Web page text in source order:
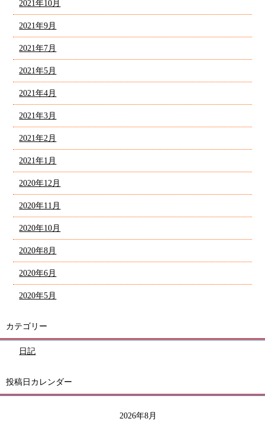
2021年10月
2021年9月
2021年7月
2021年5月
2021年4月
2021年3月
2021年2月
2021年1月
2020年12月
2020年11月
2020年10月
2020年8月
2020年6月
2020年5月
カテゴリー
日記
投稿日カレンダー
2026年8月